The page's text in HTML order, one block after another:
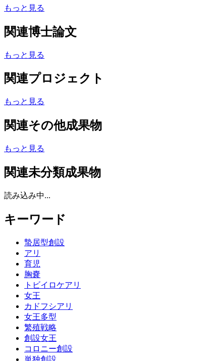
もっと見る
関連博士論文
もっと見る
関連プロジェクト
もっと見る
関連その他成果物
もっと見る
関連未分類成果物
読み込み中...
キーワード
蟄居型創設
アリ
育児
胸嚢
トビイロケアリ
女王
カドフシアリ
女王多型
繁殖戦略
創設女王
コロニー創設
単独創設